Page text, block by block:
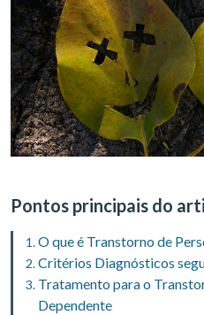
Pontos principais do
O que é Transtorno de
Critérios Diagnósticos
Tratamento para o
Dependente